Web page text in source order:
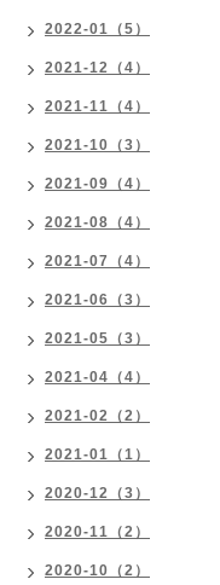
2022-01（5）
2021-12（4）
2021-11（4）
2021-10（3）
2021-09（4）
2021-08（4）
2021-07（4）
2021-06（3）
2021-05（3）
2021-04（4）
2021-02（2）
2021-01（1）
2020-12（3）
2020-11（2）
2020-10（2）